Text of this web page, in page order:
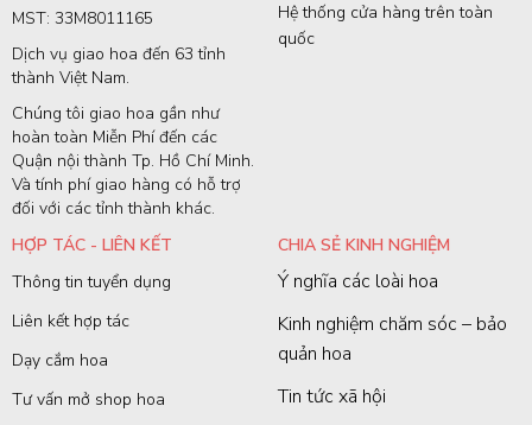
MST: 33M8011165
Dịch vụ giao hoa đến 63 tỉnh
thành Việt Nam.
Chúng tôi giao hoa gần như
hoàn toàn Miễn Phí đến các
Quận nội thành Tp. Hồ Chí Minh.
Và tính phí giao hàng có hỗ trợ
đối với các tỉnh thành khác.
Hệ thống cửa hàng trên toàn
quốc
HỢP TÁC - LIÊN KẾT
Thông tin tuyển dụng
Liên kết hợp tác
Dạy cắm hoa
Tư vấn mở shop hoa
CHIA SẺ KINH NGHIỆM
Ý nghĩa các loài hoa
Kinh nghiệm chăm sóc – bảo
quản hoa
Tin tức xã hội